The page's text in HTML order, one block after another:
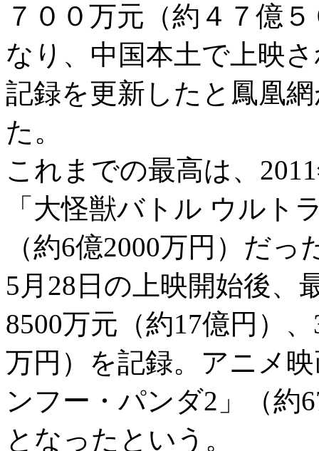
７００万元（約４７億
なり、中国本土で上映
記録を更新したと鳳凰
た。
これまでの最高は、
「大怪獣バトル ウルト
（約6億2000万円）だっ
5月28日の上映開始後、
8500万元（約17億円）
万円）を記録。アニメ
ンフー・パンダ2」（約
となったという。